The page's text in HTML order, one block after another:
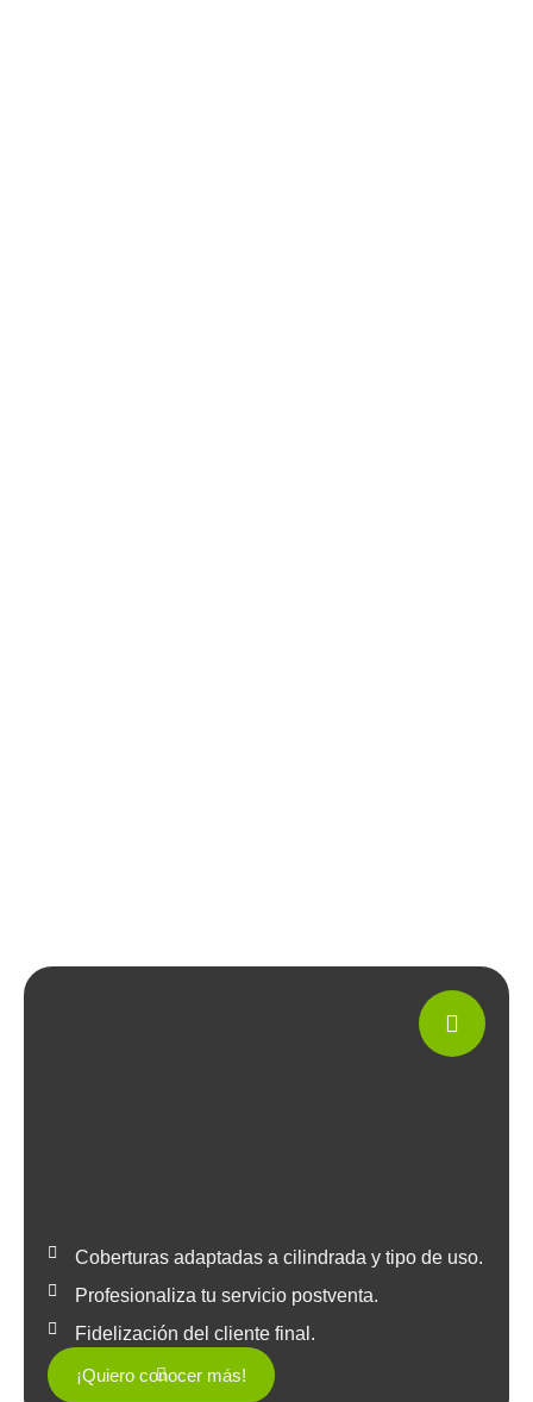
Coberturas adaptadas a cilindrada y tipo de uso.
Profesionaliza tu servicio postventa.
Fidelización del cliente final.
¡Quiero conocer más!